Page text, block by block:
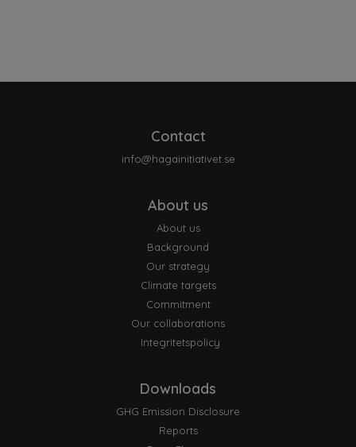
Contact
info@hagainitiativet.se
About us
About us
Background
Our strategy
Climate targets
Commitment
Our collaborations
Integritetspolicy
Downloads
GHG Emission Disclosure
Reports